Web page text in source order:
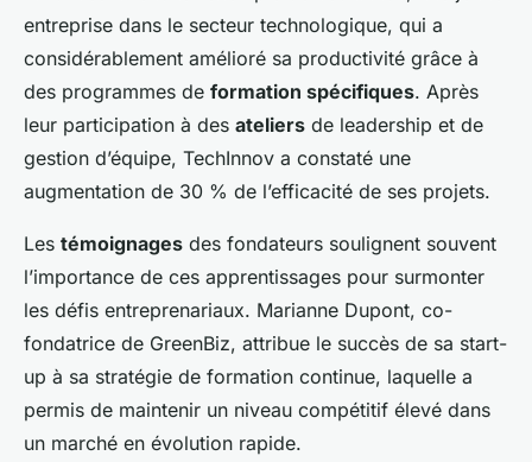
entreprise dans le secteur technologique, qui a
considérablement amélioré sa productivité grâce à
des programmes de formation spécifiques. Après
leur participation à des ateliers de leadership et de
gestion d’équipe, TechInnov a constaté une
augmentation de 30 % de l’efficacité de ses projets.
Les témoignages des fondateurs soulignent souvent
l’importance de ces apprentissages pour surmonter
les défis entreprenariaux. Marianne Dupont, co-
fondatrice de GreenBiz, attribue le succès de sa start-
up à sa stratégie de formation continue, laquelle a
permis de maintenir un niveau compétitif élevé dans
un marché en évolution rapide.